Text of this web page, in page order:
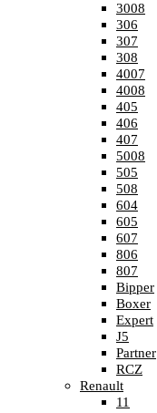
3008
306
307
308
4007
4008
405
406
407
5008
505
508
604
605
607
806
807
Bipper
Boxer
Expert
J5
Partner
RCZ
Renault
11